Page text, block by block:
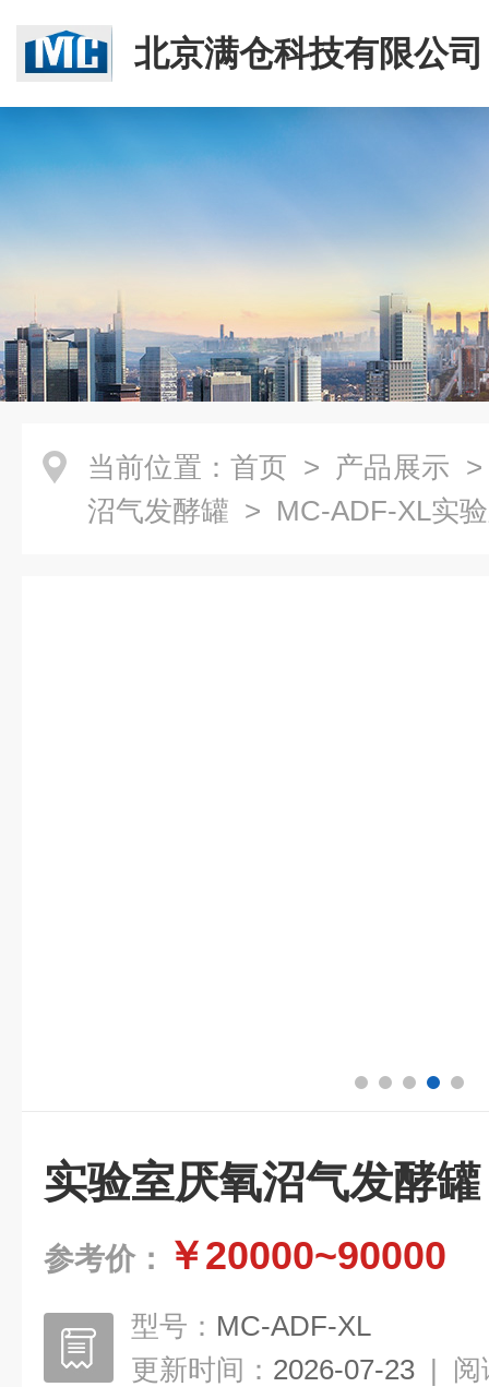
北京满仓科技有限公司
当前位置： 首页 > 产品展示
沼气发酵罐 > MC-ADF-XL实
实验室厌氧沼气发酵罐
参考价： ￥20000~90000
型号： MC-ADF-XL
更新时间： 2026-07-23 | 阅